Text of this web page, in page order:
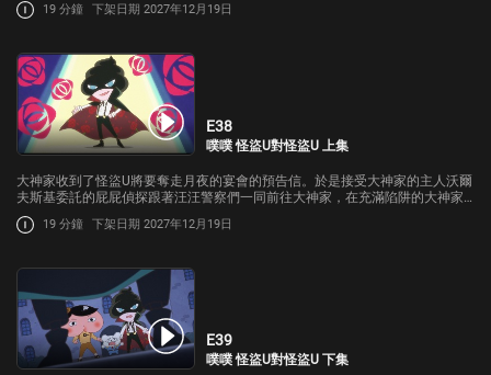
19 分鐘 下架日期 2027年12月19日
E38
噗噗 怪盜U對怪盜U 上集
大神家收到了怪盜U將要奪走月夜的宴會的預告信。於是接受大神家的主人沃爾
夫斯基委託的屁屁偵探跟著汪汪警察們一同前往大神家，在充滿陷阱的大神家
好不容易到了寶藏所在地但是怪盜U卻突然出現在眾人眼前…
19 分鐘 下架日期 2027年12月19日
E39
噗噗 怪盜U對怪盜U 下集